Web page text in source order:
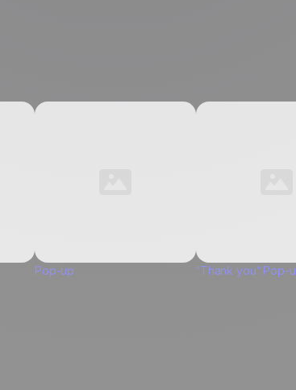
Pop-up “Thank you” Pop-